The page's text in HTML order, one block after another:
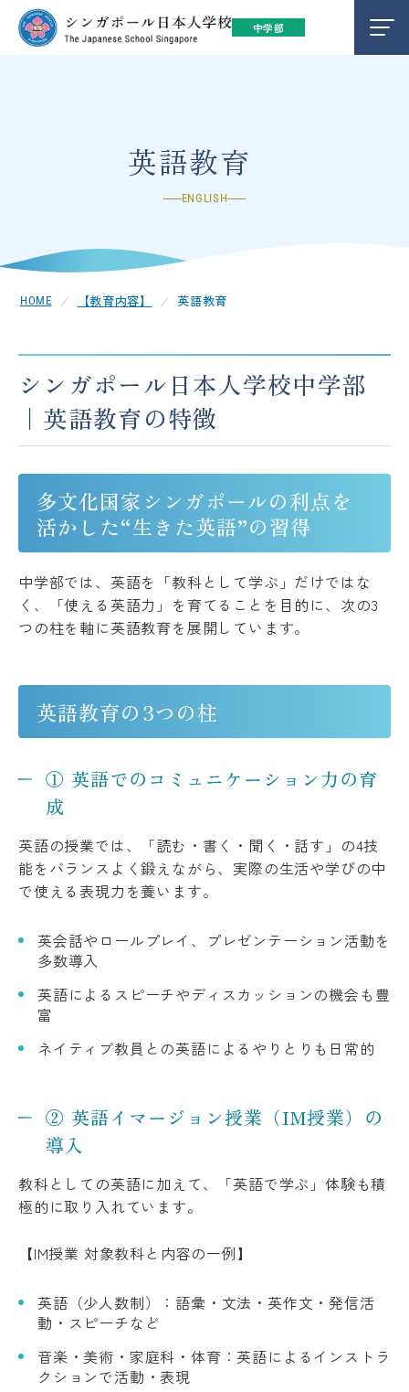
中学部
在校生保護者の方FOR PARENTS
Please follow us !
英語教育
ENGLISH
【教育内容】 英語教育
シンガポール日本人学校中学部
｜英語教育の特徴
多文化国家シンガポールの利点を
活かした“生きた英語”の習得
中学部では、英語を「教科として学ぶ」だけではな
く、「使える英語力」を育てることを目的に、次の3
つの柱を軸に英語教育を展開しています。
英語教育の3つの柱
① 英語でのコミュニケーション力の育
成
英語の授業では、「読む・書く・聞く・話す」の4技
能をバランスよく鍛えながら、実際の生活や学びの中
で使える表現力を養います。
英会話やロールプレイ、プレゼンテーション活動を
多数導入
英語によるスピーチやディスカッションの機会も豊
富
ネイティブ教員との英語によるやりとりも日常的
② 英語イマージョン授業（IM授業）の
導入
教科としての英語に加えて、「英語で学ぶ」体験も積
極的に取り入れています。
【IM授業 対象教科と内容の一例】
英語（少人数制）：語彙・文法・英作文・発信活
動・スピーチなど
音楽・美術・家庭科・体育：英語によるインストラ
クションで活動・表現